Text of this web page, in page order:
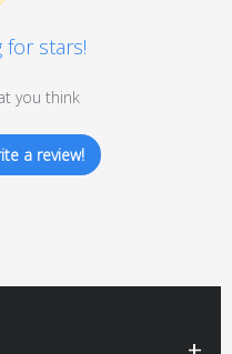
for stars!
you think
a review!